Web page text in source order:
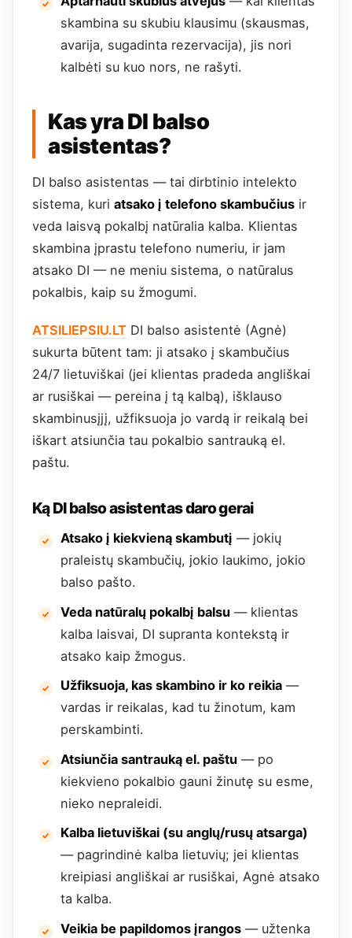
skambina su skubiu klausimu (skausmas,
avarija, sugadinta rezervacija), jis nori
kalbėti su kuo nors, ne rašyti.
Kas yra DI balso
asistentas?
DI balso asistentas — tai dirbtinio intelekto
sistema, kuri atsako į telefono skambučius ir
veda laisvą pokalbį natūralia kalba. Klientas
skambina įprastu telefono numeriu, ir jam
atsako DI — ne meniu sistema, o natūralus
pokalbis, kaip su žmogumi.
ATSILIEPSIU.LT DI balso asistentė (Agnė)
sukurta būtent tam: ji atsako į skambučius
24/7 lietuviškai (jei klientas pradeda angliškai
ar rusiškai — pereina į tą kalbą), išklauso
skambinusįjį, užfiksuoja jo vardą ir reikalą bei
iškart atsiunčia tau pokalbio santrauką el.
paštu.
Ką DI balso asistentas daro gerai
Atsako į kiekvieną skambutį — jokių
praleistų skambučių, jokio laukimo, jokio
balso pašto.
Veda natūralų pokalbį balsu — klientas
kalba laisvai, DI supranta kontekstą ir
atsako kaip žmogus.
Užfiksuoja, kas skambino ir ko reikia —
vardas ir reikalas, kad tu žinotum, kam
perskambinti.
Atsiunčia santrauką el. paštu — po
kiekvieno pokalbio gauni žinutę su esme,
nieko nepraleidi.
Kalba lietuviškai (su anglų/rusų atsarga)
— pagrindinė kalba lietuvių; jei klientas
kreipiasi angliškai ar rusiškai, Agnė atsako
ta kalba.
Veikia be papildomos įrangos — užtenka